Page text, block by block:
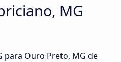
MG
para Ouro Preto, MG de